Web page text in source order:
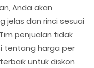
Anda akan
jelas dan rinci sesuai
penjualan tidak
tentang harga per
untuk diskon